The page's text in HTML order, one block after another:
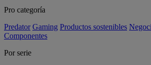
Pro categoría
Predator Gaming Productos sostenibles
Componentes
Por serie